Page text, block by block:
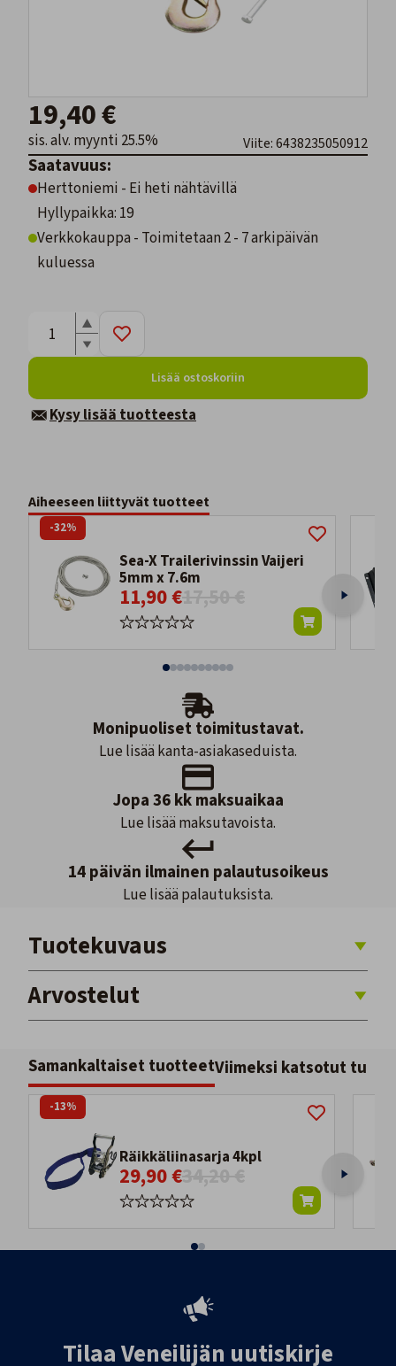
19,40 €
sis. alv. myynti 25.5% Viite: 6438235050912
Saatavuus:
Herttoniemi - Ei heti nähtävillä
Hyllypaikka: 19
Verkkokauppa - Toimitetaan 2 - 7 arkipäivän
kuluessa
Lisää ostoskoriin
Kysy lisää tuotteesta
Aiheeseen liittyvät tuotteet
Sea-X Trailerivinssin Vaijeri
5mm x 7.6m
11,90 €17,50 €
-32%
Monipuoliset toimitustavat.
Lue lisää kanta-asiakaseduista.
Jopa 36 kk maksuaikaa
Lue lisää maksutavoista.
14 päivän ilmainen palautusoikeus
Lue lisää palautuksista.
Tuotekuvaus
Arvostelut
Samankaltaiset tuotteetViimeksi katsotut
Räikkäliinasarja 4kpl
29,90 €34,20 €
-13%
Tilaa Veneilijän uutiskirje